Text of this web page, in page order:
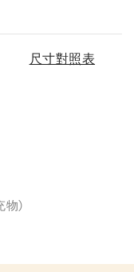
尺寸對照表
物)